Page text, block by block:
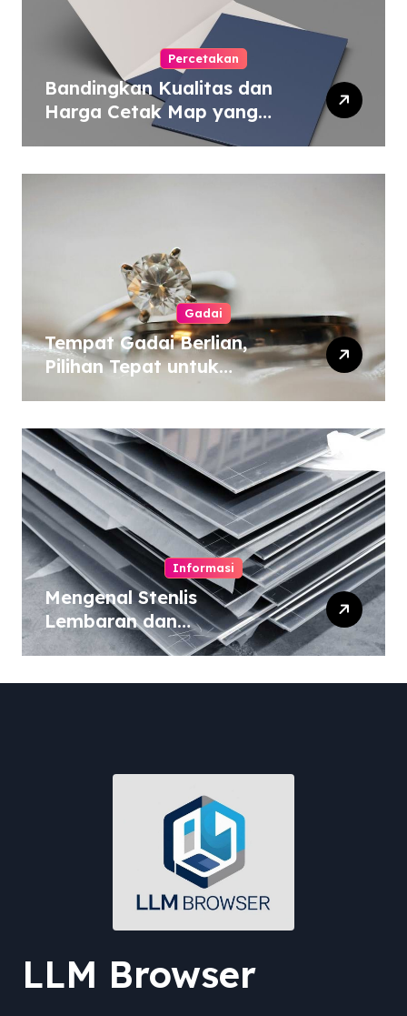
Percetakan
Bandingkan Kualitas dan
Harga Cetak Map yang
Murah atau Mahal
Gadai
Tempat Gadai Berlian,
Pilihan Tepat untuk
Informasi
Mengenal Stenlis
Lembaran dan
Komposisinya
LLM Browser